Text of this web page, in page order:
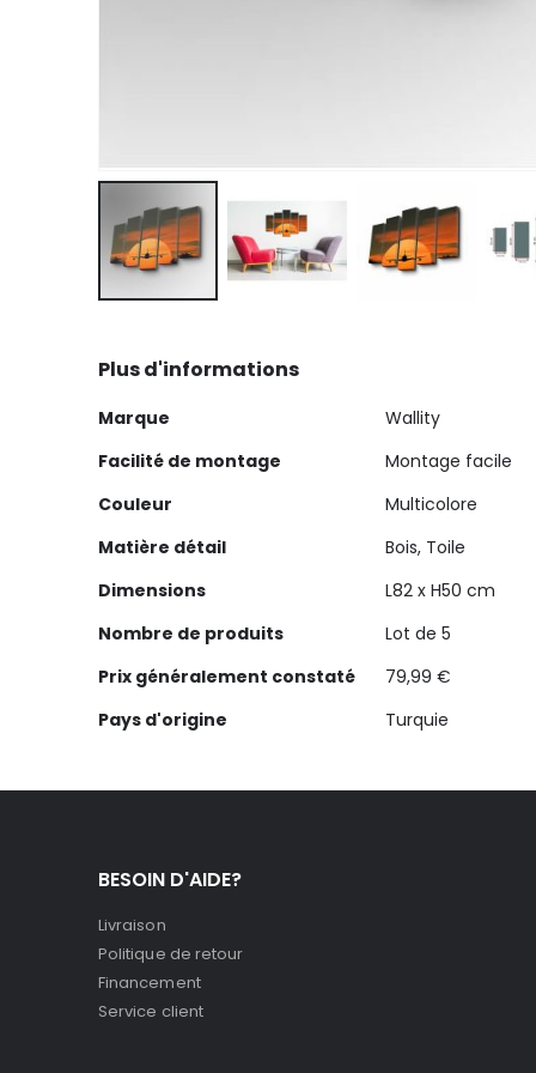
the
of
the
gallery
Plus d'informations
Plus
Marque
Wallity
Facilité de montage
Montage facile
Couleur
Multicolore
Matière détail
Bois, Toile
Dimensions
L82 x H50 cm
Nombre de produits
Lot de 5
Prix généralement constaté
79,99 €
Pays d'origine
Turquie
BESOIN D'AIDE?
Livraison
Politique de retour
Financement
Service client